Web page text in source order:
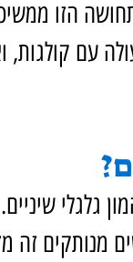
הזו
עם קולגות,
גלגלי
מנותקים זה